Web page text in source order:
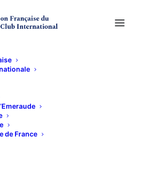
de France
23 MAI 2013
connaissez toutes les
les pommes de terre ou les